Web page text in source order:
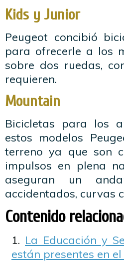
Kids y Junior
Peugeot concibió
para ofrecerle a los
sobre dos ruedas,
requieren.
Mountain
Bicicletas para los
estos modelos
terreno ya que son
impulsos en plena
aseguran un
accidentados, curvas
Contenido
La Educación y
están presentes en